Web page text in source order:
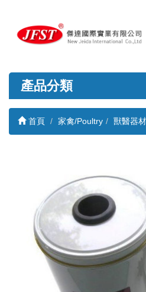
產品分類
首頁 家禽/Poultry 獸醫器材